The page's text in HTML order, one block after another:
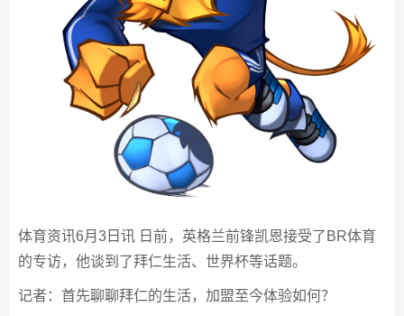
体育资讯6月3日讯 日前，英格兰前锋凯恩接受了BR体育
的专访，他谈到了拜仁生活、世界杯等话题。
记者：首先聊聊拜仁的生活，加盟至今体验如何？